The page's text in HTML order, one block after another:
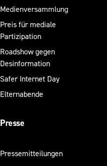
Medienversammlung
Preis für mediale
Partizipation
Roadshow gegen
Desinformation
Safer Internet Day
Elternabende
Presse
Pressemitteilungen